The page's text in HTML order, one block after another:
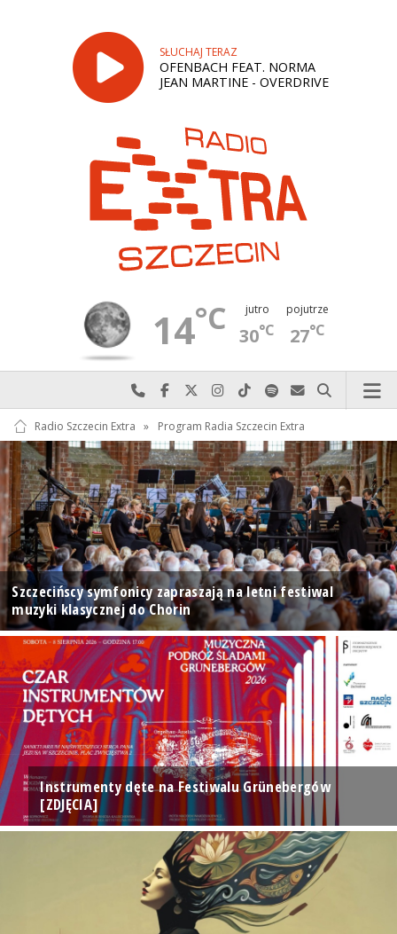
SŁUCHAJ TERAZ
OFENBACH FEAT. NORMA
JEAN MARTINE - OVERDRIVE
14°C jutro
30°C
pojutrze
27°C
Najlepiej po prostu do nas zadzwoń
Odwiedź nas na Facebook-u
Odwiedź nas na X
Odwiedź nas na Instagram-ie
Odwiedź nas na TikTok-u
Szukaj nas na Spotify
Wyślij do nas
Szukaj
Radio Szczecin Extra » Program Radia Szczecin Extra
Szczecińscy symfonicy zapraszają na letni festiwal
muzyki klasycznej do Chorin
Instrumenty dęte na Festiwalu Grünebergów
[ZDJĘCIA]